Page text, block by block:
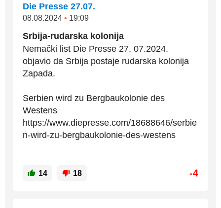
Die Presse 27.07.
08.08.2024 • 19:09
Srbija-rudarska kolonija
Nemački list Die Presse 27. 07.2024.
objavio da Srbija postaje rudarska kolonija
Zapada.
Serbien wird zu Bergbaukolonie des
Westens
https://www.diepresse.com/18688646/serbie
n-wird-zu-bergbaukolonie-des-westens
14 18 -4